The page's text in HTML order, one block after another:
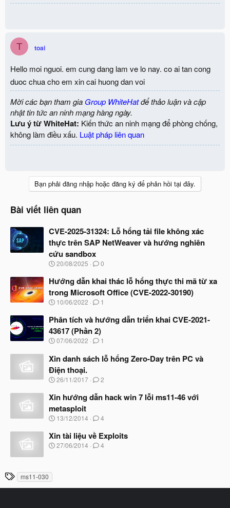
T toai
Hello moi nguoi. em cung dang lam ve lo nay. co ai tan cong
duoc chua cho em xin cai huong dan voi
Mời các bạn tham gia Group WhiteHatđể thảo luận và cập
nhật tin tức an ninh mạng hàng ngày.
Lưu ý từ WhiteHat: Kiến thức an ninh mạng để phòng chống,
không làm điều xấu. Luật pháp liên quan
Bạn phải đăng nhập hoặc đăng ký để phản hồi tại đây.
Bài viết liên quan
CVE-2025-31324: Lỗ hổng tải file không xác
thực trên SAP NetWeaver và hướng nghiên
cứu sandbox
N
à
b
ắ
đ
ầ
u
20/08/2025 0
Hướng dẫn khai thác lỗ hổng thực thi mã từ xa
trong Microsoft Office (CVE-2022-30190)
N
à
b
ắ
đ
ầ
u
10/06/2022 1
Phân tích và hướng dẫn triển khai CVE-2021-
43617 (Phần 2)
N
à
y
b
ắ
đ
ầ
u
07/06/2022 1
Xin danh sách lỗ hổng Zero-Day trên PC và
Điện thoại.
N
à
b
ắ
đ
ầ
26/11/2017 2
Xin hướng dẫn hack win 7 lỗi ms11-46 với
metasploit
N
à
y
b
13/12/2014 4
Xin tài liệu về Exploits
N
27/06/2014 4
T
h
ms11-030